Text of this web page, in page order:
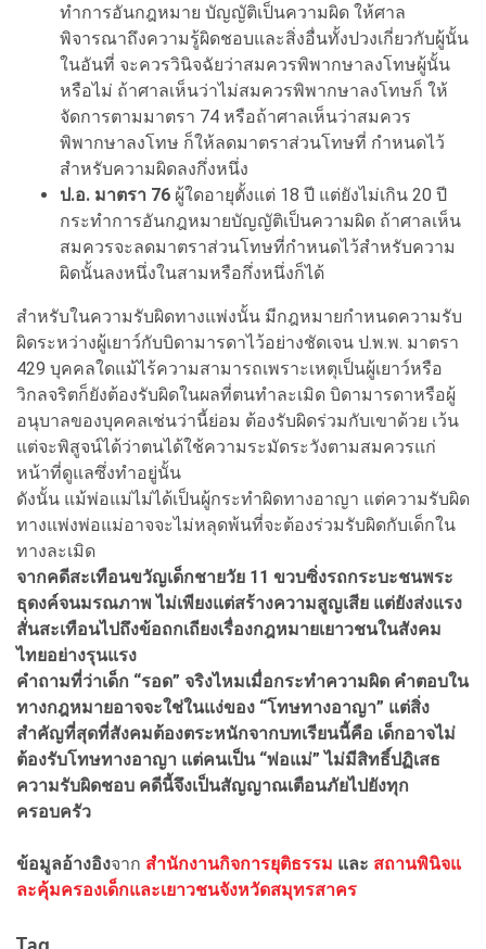
ทําการอันกฎหมาย บัญญัติเป็นความผิด ให้ศาล
พิจารณาถึงความรู้ผิดชอบและสิ่งอื่นทั้งปวงเกี่ยวกับผู้นั้น
ในอันที่ จะควรวินิจฉัยว่าสมควรพิพากษาลงโทษผู้นั้น
หรือไม่ ถ้าศาลเห็นว่าไม่สมควรพิพากษาลงโทษก็ ให้
จัดการตามมาตรา 74 หรือถ้าศาลเห็นว่าสมควร
พิพากษาลงโทษ ก็ให้ลดมาตราส่วนโทษที่ กําหนดไว้
สำหรับความผิดลงกึ่งหนึ่ง
ป.อ. มาตรา 76 ผู้ใดอายุตั้งแต่ 18 ปี แต่ยังไม่เกิน 20 ปี
กระทำการอันกฎหมายบัญญัติเป็นความผิด ถ้าศาลเห็น
สมควรจะลดมาตราส่วนโทษที่กำหนดไว้สำหรับความ
ผิดนั้นลงหนึ่งในสามหรือกึ่งหนึ่งก็ได้
สำหรับในความรับผิดทางแพ่งนั้น มีกฎหมายกำหนดความรับ
ผิดระหว่างผู้เยาว์กับบิดามารดาไว้อย่างชัดเจน ป.พ.พ. มาตรา
429 บุคคลใดแม้ไร้ความสามารถเพราะเหตุเป็นผู้เยาว์หรือ
วิกลจริตก็ยังต้องรับผิดในผลที่ตนทำละเมิด บิดามารดาหรือผู้
อนุบาลของบุคคลเช่นว่านี้ย่อม ต้องรับผิดร่วมกับเขาด้วย เว้น
แต่จะพิสูจน์ได้ว่าตนได้ใช้ความระมัดระวังตามสมควรแก่
หน้าที่ดูแลซึ่งทำอยู่นั้น
ดังนั้น แม้พ่อแม่ไม่ได้เป็นผู้กระทำผิดทางอาญา แต่ความรับผิด
ทางแพ่งพ่อแม่อาจจะไม่หลุดพ้นที่จะต้องร่วมรับผิดกับเด็กใน
ทางละเมิด
จากคดีสะเทือนขวัญเด็กชายวัย 11 ขวบซิ่งรถกระบะชนพระ
ธุดงค์จนมรณภาพ ไม่เพียงแต่สร้างความสูญเสีย แต่ยังส่งแรง
สั่นสะเทือนไปถึงข้อถกเถียงเรื่องกฎหมายเยาวชนในสังคม
ไทยอย่างรุนแรง
คำถามที่ว่าเด็ก “รอด” จริงไหมเมื่อกระทำความผิด คำตอบใน
ทางกฎหมายอาจจะใช่ในแง่ของ “โทษทางอาญา” แต่สิ่ง
สำคัญที่สุดที่สังคมต้องตระหนักจากบทเรียนนี้คือ เด็กอาจไม่
ต้องรับโทษทางอาญา แต่คนเป็น “พ่อแม่” ไม่มีสิทธิ์ปฏิเสธ
ความรับผิดชอบ คดีนี้จึงเป็นสัญญาณเตือนภัยไปยังทุก
ครอบครัว
ข้อมูลอ้างอิงจาก สำนักงานกิจการยุติธรรม และ สถานพินิจแ
ละคุ้มครองเด็กและเยาวชนจังหวัดสมุทรสาคร